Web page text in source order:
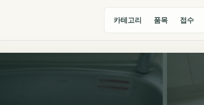
카테고리 품목 접수